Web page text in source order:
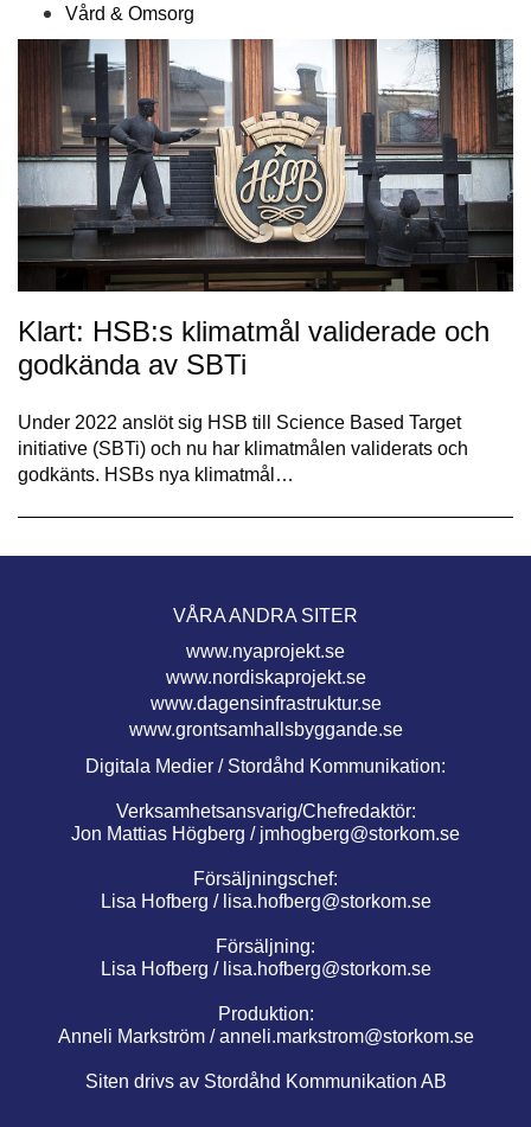
Vård & Omsorg
Klart: HSB:s klimatmål validerade och
godkända av SBTi
Under 2022 anslöt sig HSB till Science Based Target
initiative (SBTi) och nu har klimatmålen validerats och
godkänts. HSBs nya klimatmål…
VÅRA ANDRA SITER
www.nyaprojekt.se
www.nordiskaprojekt.se
www.dagensinfrastruktur.se
www.grontsamhallsbyggande.se
Digitala Medier / Stordåhd Kommunikation:
Verksamhetsansvarig/Chefredaktör:
Jon Mattias Högberg / jmhogberg@storkom.se
Försäljningschef:
Lisa Hofberg / lisa.hofberg@storkom.se
Försäljning:
Lisa Hofberg / lisa.hofberg@storkom.se
Produktion:
Anneli Markström /anneli.markstrom@storkom.se
Siten drivs av Stordåhd Kommunikation AB